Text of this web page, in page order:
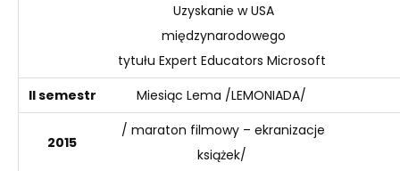
Uzyskanie w USA
międzynarodowego
tytułu Expert Educators Microsoft
II semestr
Miesiąc Lema /LEMONIADA/
2015
/ maraton filmowy – ekranizacje
książek/